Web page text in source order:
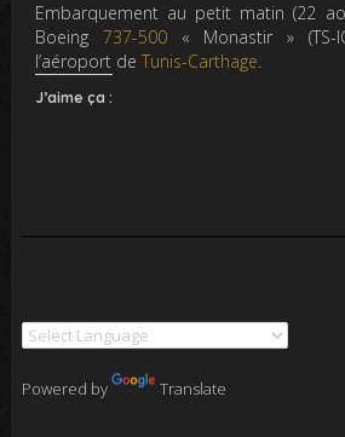
Embarquement au petit matin (22
Boeing 737-500« Monastir » (TS-
l’aéroport deTunis-Carthage.
J’aime ça :
Powered by Translate